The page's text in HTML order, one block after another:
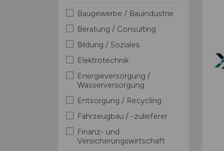
Baugewerbe / Bauindustrie
Beratung / Consulting
Bildung / Soziales
Elektrotechnik
Energieversorgung /
Wasserversorgung
Entsorgung / Recycling
Fahrzeugbau / -zulieferer
Finanz- und
Versicherungswirtschaft